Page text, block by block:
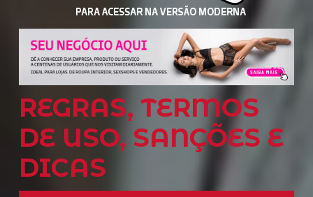
REGRAS, TERMOS
DE USO, SANÇÕES E
DICAS